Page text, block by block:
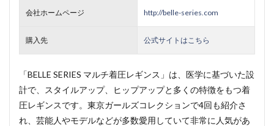
会社ホームページ http://belle-series.com
購入先 公式サイトはこちら
「BELLE SERIES マルチ着圧レギンス」は、医学に基づいた設
計で、スタイルアップ、ヒップアップと多くの特徴をもつ着
圧レギンスです。東京ガールズコレクションで4回も紹介さ
れ、芸能人やモデルなどが多数愛用していて非常に人気があ